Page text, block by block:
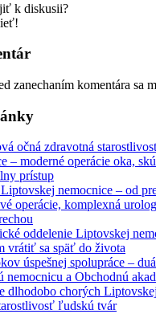
k diskusii?
zanechaním komentára sa
očná zdravotná
– moderné operácie oka,
prístup
nemocnice – od
operácie, komplexná
oddelenie Liptovskej
vrátiť sa späť do života
úspešnej spolupráce –
nemocnicu a Obchodnú
dlhodobo chorých
ľudskú tvár